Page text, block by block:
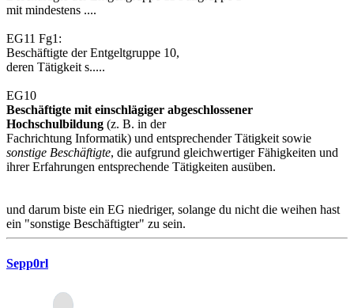
mit mindestens ....
EG11 Fg1:
Beschäftigte der Entgeltgruppe 10,
deren Tätigkeit s.....
EG10
Beschäftigte mit einschlägiger abgeschlossener
Hochschulbildung (z. B. in der
Fachrichtung Informatik) und entsprechender Tätigkeit sowie
sonstige Beschäftigte, die aufgrund gleichwertiger Fähigkeiten und
ihrer Erfahrungen entsprechende Tätigkeiten ausüben.
und darum biste ein EG niedriger, solange du nicht die weihen hast
ein "sonstige Beschäftigter" zu sein.
Sepp0rl